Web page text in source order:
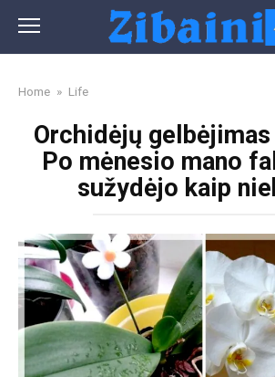
content
Home » Life
Orchidėjų gelbėjimas
Po mėnesio mano
sužydėjo kaip